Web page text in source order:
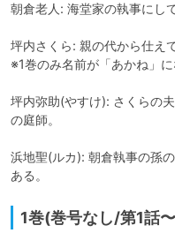
朝倉老人: 海堂家の執事にし
坪内さくら: 親の代から仕え
※1巻のみ名前が「あかね」
坪内弥助(やすけ): さくらの
の庭師。
浜地聖(ルカ): 朝倉執事の孫
ある。
1巻(巻号なし/第1話